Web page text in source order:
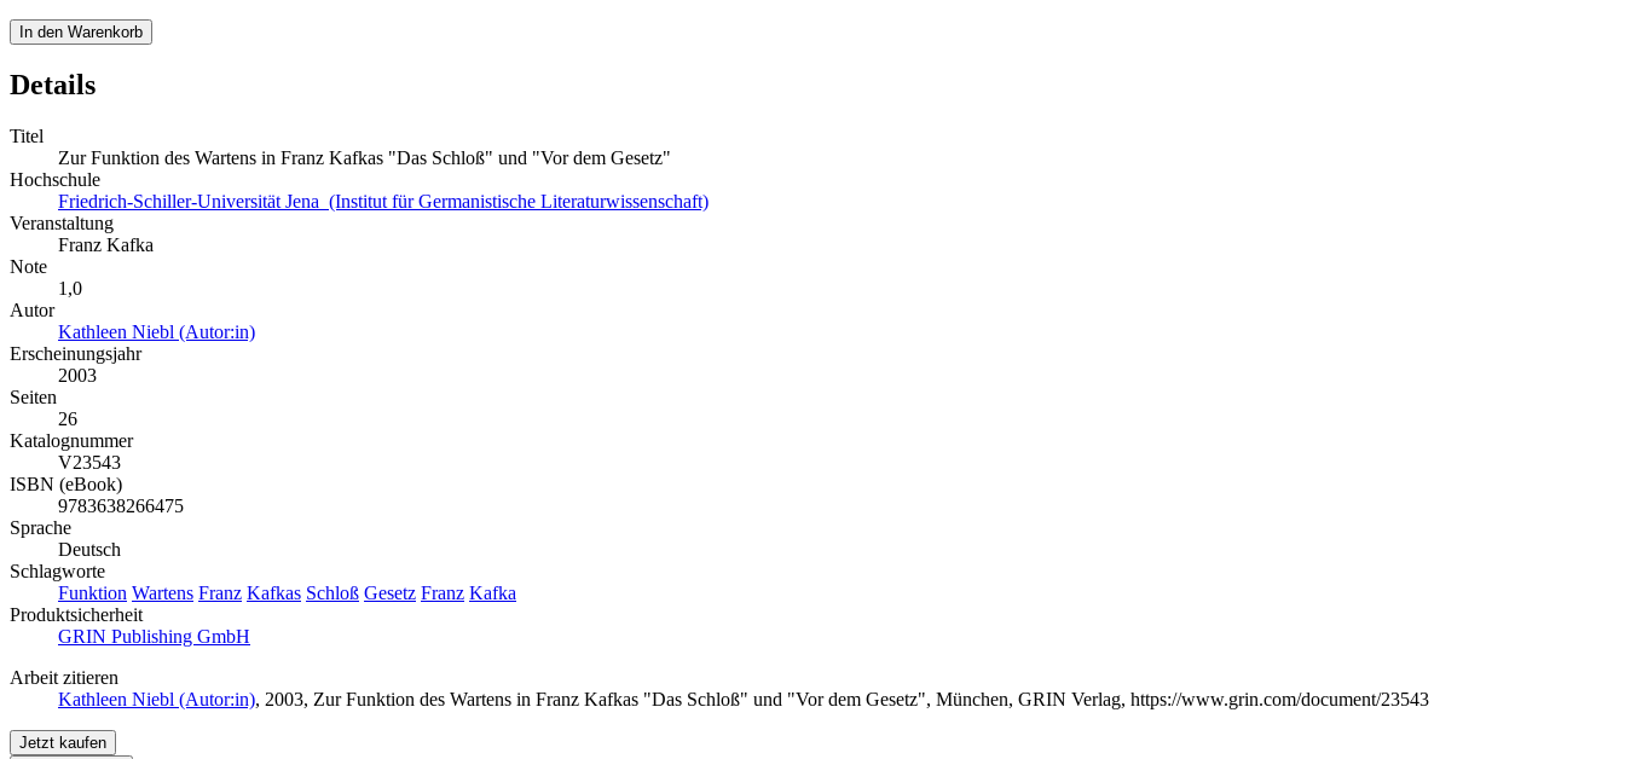
In den Warenkorb
Details
Titel
Zur Funktion des Wartens in Franz Kafkas "Das Schloß" und "Vor dem Gesetz"
Hochschule
Friedrich-Schiller-Universität Jena (Institut für Germanistische Literaturwissenschaft)
Veranstaltung
Franz Kafka
Note
1,0
Autor
Kathleen Niebl (Autor:in)
Erscheinungsjahr
2003
Seiten
26
Katalognummer
V23543
ISBN (eBook)
9783638266475
Sprache
Deutsch
Schlagworte
Funktion Wartens Franz Kafkas Schloß Gesetz Franz Kafka
Produktsicherheit
GRIN Publishing GmbH
Arbeit zitieren
Kathleen Niebl (Autor:in), 2003, Zur Funktion des Wartens in Franz Kafkas "Das Schloß" und "Vor dem Gesetz", München, GRIN Verlag, https://www.grin.com/document/23543
Jetzt kaufen